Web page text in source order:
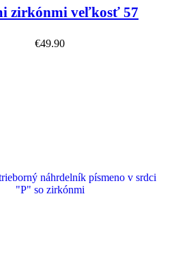
zirkónmi veľkosť 57
€49.90